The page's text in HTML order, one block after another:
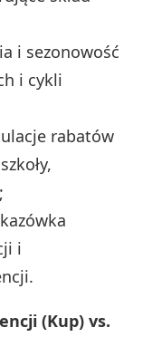
i sezonowość
i cykli
rabatów
i
(Kup) vs.